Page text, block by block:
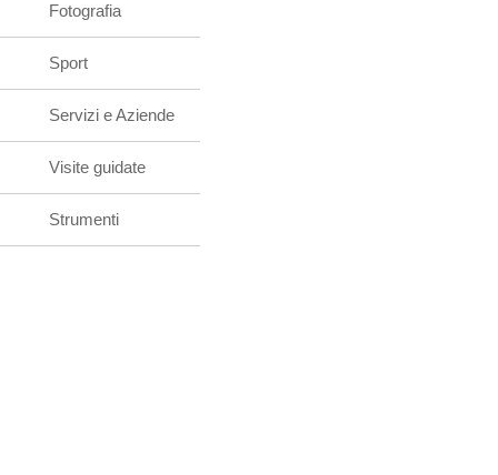
Fotografia
Sport
Servizi e Aziende
Visite guidate
Strumenti